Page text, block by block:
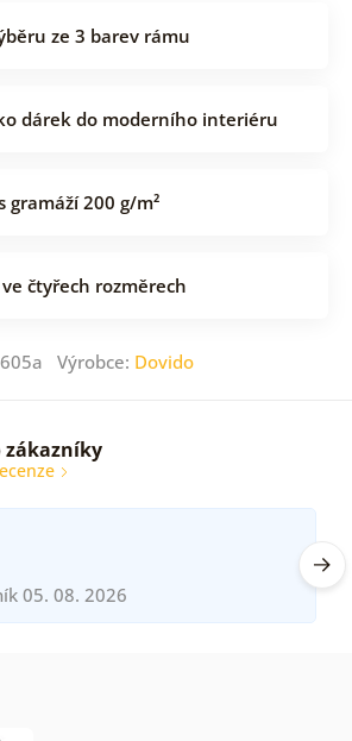
ze 3 barev rámu
dárek do moderního interiéru
gramáží 200 g/m²
čtyřech rozměrech
Výrobce: Dovido
zákazníky
05. 08. 2026